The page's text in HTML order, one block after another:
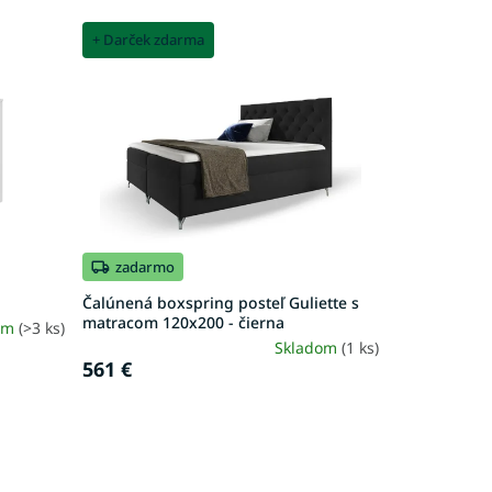
(>3 ks)
+ Darček zdarma
zadarmo
Čalúnená boxspring posteľ Guliette s
matracom 120x200 - čierna
Skladom (1 ks)
561 €